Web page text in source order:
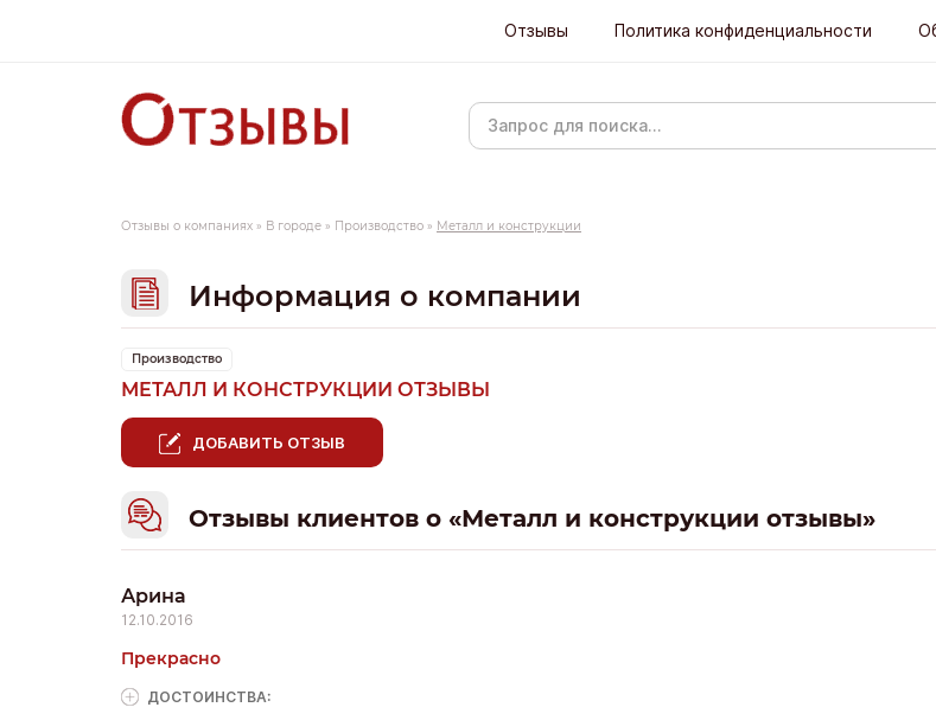
Отзывы Политика конфиденциальности
Отзывы о компаниях » В городе » Производство » Металл и конструкции
Информация о компании
Производство
МЕТАЛЛ И КОНСТРУКЦИИ ОТЗЫВЫ
ДОБАВИТЬ ОТЗЫВ
Отзывы клиентов о «Металл и конструкции отзывы»
Арина
12.10.2016
Прекрасно
ДОСТОИНCТВА: